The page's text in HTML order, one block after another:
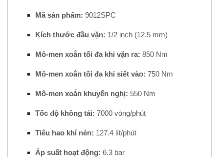
Mã sản phẩm: 9012SPC
Kích thước đầu vặn: 1/2 inch (12.5 mm)
Mô-men xoắn tối đa khi vặn ra: 850 Nm
Mô-men xoắn tối đa khi siết vào: 750 Nm
Mô-men xoắn khuyến nghị: 550 Nm
Tốc độ không tải: 7000 vòng/phút
Tiêu hao khí nén: 127.4 lít/phút
Áp suất hoạt động: 6.3 bar